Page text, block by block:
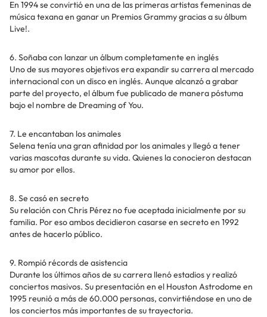
En 1994 se convirtió en una de las primeras artistas femeninas de
música texana en ganar un Premios Grammy gracias a su álbum
Live!.
6. Soñaba con lanzar un álbum completamente en inglés
Uno de sus mayores objetivos era expandir su carrera al mercado
internacional con un disco en inglés. Aunque alcanzó a grabar
parte del proyecto, el álbum fue publicado de manera póstuma
bajo el nombre de Dreaming of You.
7. Le encantaban los animales
Selena tenía una gran afinidad por los animales y llegó a tener
varias mascotas durante su vida. Quienes la conocieron destacan
su amor por ellos.
8. Se casó en secreto
Su relación con Chris Pérez no fue aceptada inicialmente por su
familia. Por eso ambos decidieron casarse en secreto en 1992
antes de hacerlo público.
9. Rompió récords de asistencia
Durante los últimos años de su carrera llenó estadios y realizó
conciertos masivos. Su presentación en el Houston Astrodome en
1995 reunió a más de 60.000 personas, convirtiéndose en uno de
los conciertos más importantes de su trayectoria.